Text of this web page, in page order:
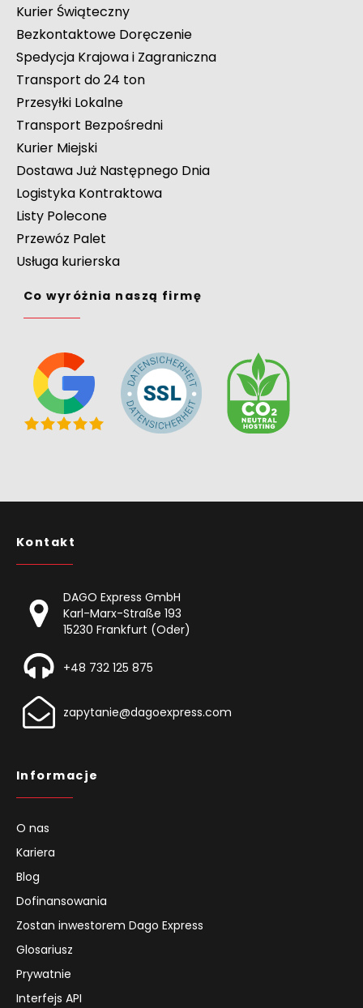
Kurier Świąteczny
Bezkontaktowe Doręczenie
Spedycja Krajowa i Zagraniczna
Transport do 24 ton
Przesyłki Lokalne
Transport Bezpośredni
Kurier Miejski
Dostawa Już Następnego Dnia
Logistyka Kontraktowa
Listy Polecone
Przewóz Palet
Usługa kurierska
Co wyróżnia naszą firmę
Kontakt
DAGO Express GmbH
Karl-Marx-Straße 193
15230 Frankfurt (Oder)
+48 732 125 875
zapytanie@dagoexpress.com
Informacje
O nas
Kariera
Blog
Dofinansowania
Zostan inwestorem Dago Express
Glosariusz
Prywatnie
Interfejs API